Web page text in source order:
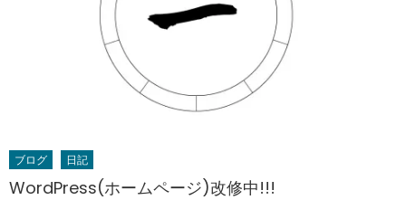
ブログ 日記
WordPress(ホームページ)改修中!!!